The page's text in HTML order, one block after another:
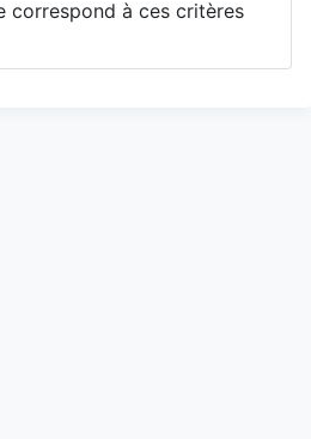
correspond à ces critères